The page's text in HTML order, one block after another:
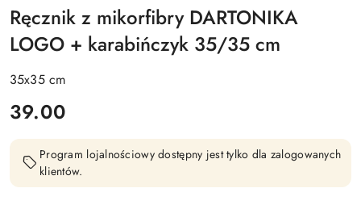
Ręcznik z mikorfibry DARTONIKA
LOGO + karabińczyk 35/35 cm
35x35 cm
cena:
39.00
Program lojalnościowy dostępny jest tylko dla zalogowanych
klientów.